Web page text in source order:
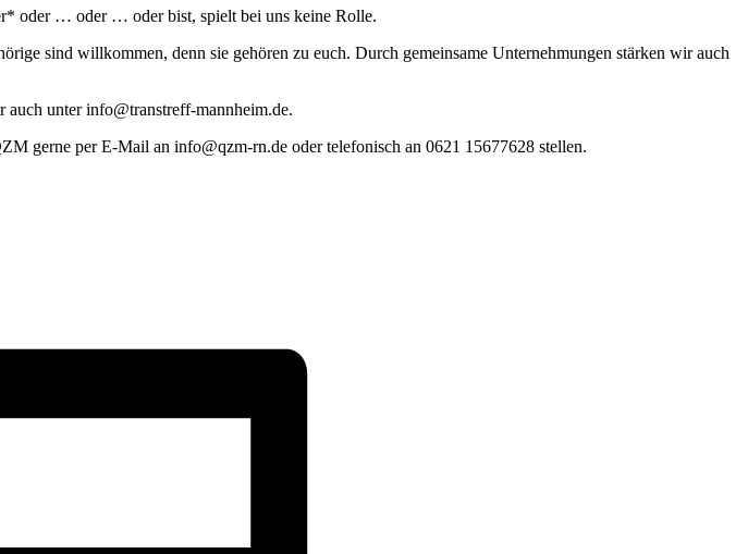
oder … oder … oder bist, spielt bei uns keine Rolle.
sind willkommen, denn sie gehören zu euch. Durch gemeinsame Unternehmungen stärken wir auch
unter info@transtreff-mannheim.de.
gerne per E-Mail an info@qzm-rn.de oder telefonisch an 0621 15677628 stellen.